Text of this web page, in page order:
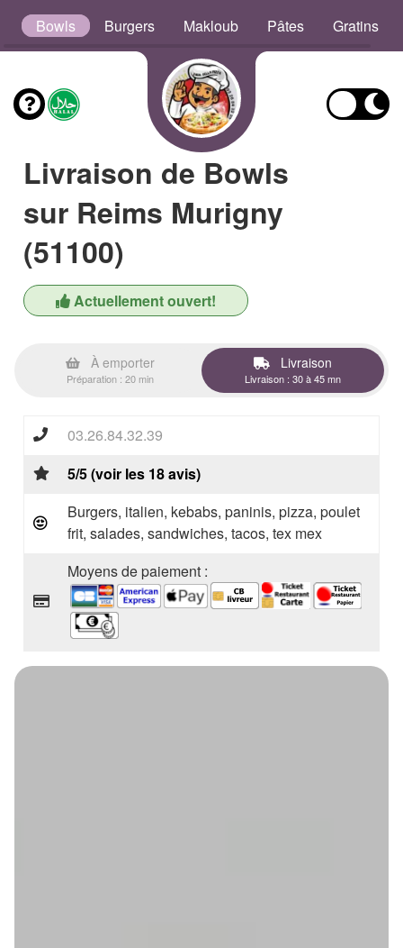
Bowls Burgers Makloub Pâtes Gratins
Livraison de Bowls
sur Reims Murigny
(51100)
Actuellement ouvert!
À emporter
Préparation : 20 min
Livraison
Livraison : 30 à 45 mn
03.26.84.32.39
5/5 (voir les 18 avis)
Burgers, italien, kebabs, paninis, pizza, poulet
frit, salades, sandwiches, tacos, tex mex
Moyens de paiement :